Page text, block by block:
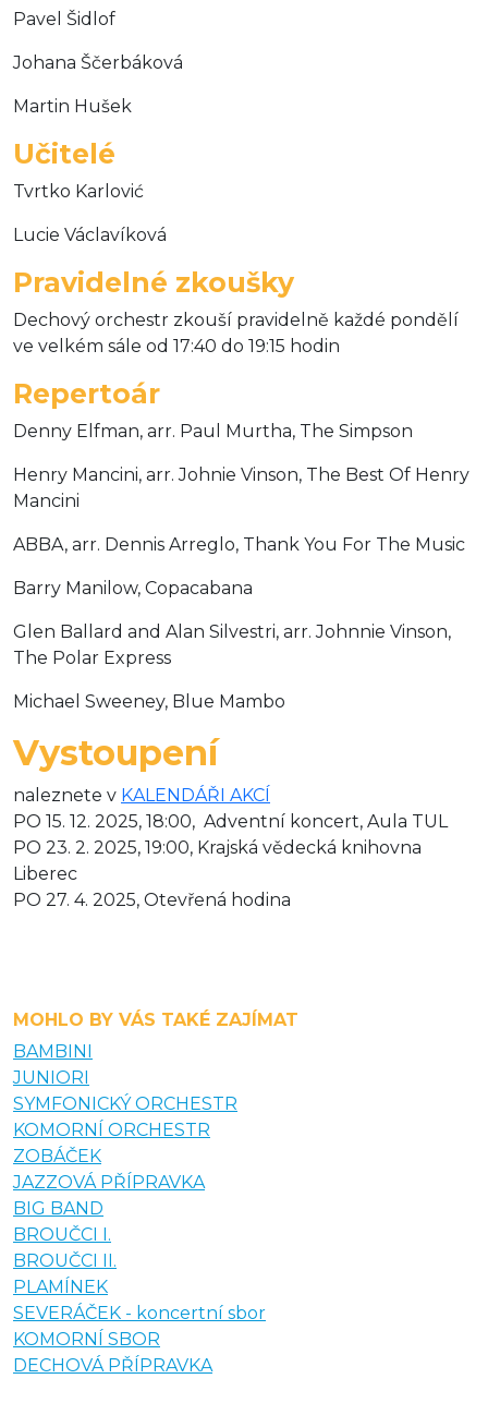
Pavel Šidlof
Johana Ščerbáková
Martin Hušek
Učitelé
Tvrtko Karlović
Lucie Václavíková
Pravidelné zkoušky
Dechový orchestr zkouší pravidelně každé pondělí
ve velkém sále od 17:40 do 19:15 hodin
Repertoár
Denny Elfman, arr. Paul Murtha, The Simpson
Henry Mancini, arr. Johnie Vinson, The Best Of Henry
Mancini
ABBA, arr. Dennis Arreglo, Thank You For The Music
Barry Manilow, Copacabana
Glen Ballard and Alan Silvestri, arr. Johnnie Vinson,
The Polar Express
Michael Sweeney, Blue Mambo
Vystoupení
naleznete v KALENDÁŘI AKCÍ
PO 15. 12. 2025, 18:00, Adventní koncert, Aula TUL
PO 23. 2. 2025, 19:00, Krajská vědecká knihovna
Liberec
PO 27. 4. 2025, Otevřená hodina
MOHLO BY VÁS TAKÉ ZAJÍMAT
BAMBINI
JUNIORI
SYMFONICKÝ ORCHESTR
KOMORNÍ ORCHESTR
ZOBÁČEK
JAZZOVÁ PŘÍPRAVKA
BIG BAND
BROUČCI I.
BROUČCI II.
PLAMÍNEK
SEVERÁČEK - koncertní sbor
KOMORNÍ SBOR
DECHOVÁ PŘÍPRAVKA